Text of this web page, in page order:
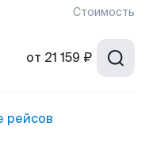
Стоимость
от 21 159 ₽
рейсов